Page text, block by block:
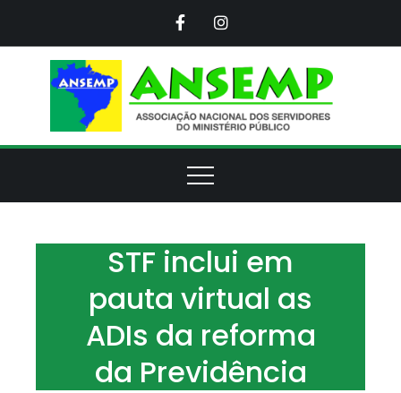
content
STF inclui em
pauta virtual as
ADIs da reforma
da Previdência